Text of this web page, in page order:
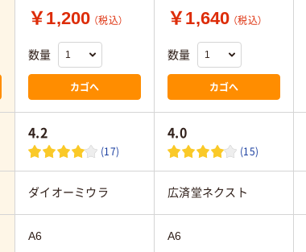
￥1,200 （税込）
数量
カゴへ
￥1,640 （税込）
数量
カゴへ
4.2
(17)
4.0
(15)
ダイオーミウラ 広済堂ネクスト
A6 A6